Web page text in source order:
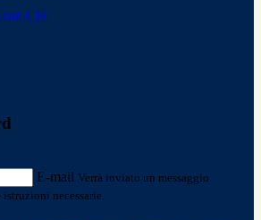
CIE
E-mail Verrà inviato un messaggio
necessarie.